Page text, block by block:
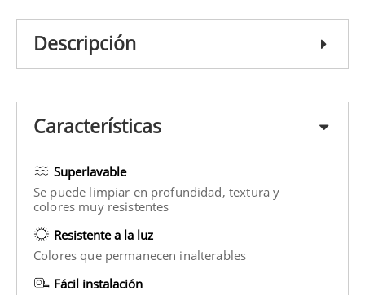
Descripción
Características
Superlavable
Se puede limpiar en profundidad, textura y
colores muy resistentes
Resistente a la luz
Colores que permanecen inalterables
Fácil instalación